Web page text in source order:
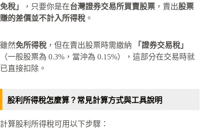
免稅」
，只要你是在台灣證券交易所買賣股票 ，賣出股票
賺的差價並不計入所得稅 。
雖然免所得稅 ，但在賣出股票時需繳納
「證券交易稅」
（一般股票為 0.3%，當沖為 0.15%），這部分在交易時就
已直接扣除。
股利所得稅怎麼算？常見計算方式與工具說明
計算股利所得稅可用以下步驟：